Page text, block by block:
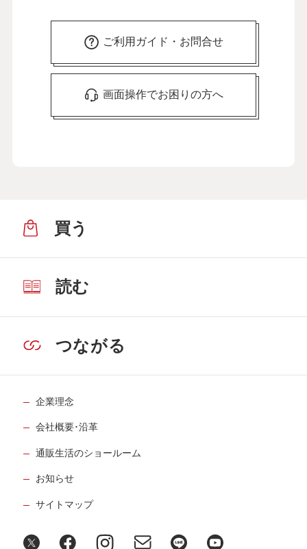
ご利用ガイド・お問合せ
画面操作でお困りの方へ
買う
読む
つながる
企業理念
会社概要･沿革
通販生活のショールーム
お知らせ
サイトマップ